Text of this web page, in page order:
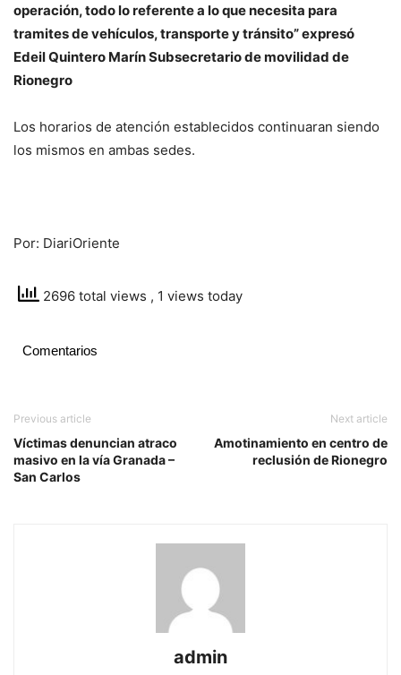
operación, todo lo referente a lo que necesita para
tramites de vehículos, transporte y tránsito” expresó
Edeil Quintero Marín Subsecretario de movilidad de
Rionegro
Los horarios de atención establecidos continuaran siendo
los mismos en ambas sedes.
Por: DiariOriente
2696 total views , 1 views today
Comentarios
Previous article
Víctimas denuncian atraco
masivo en la vía Granada –
San Carlos
Next article
Amotinamiento en centro de
reclusión de Rionegro
admin